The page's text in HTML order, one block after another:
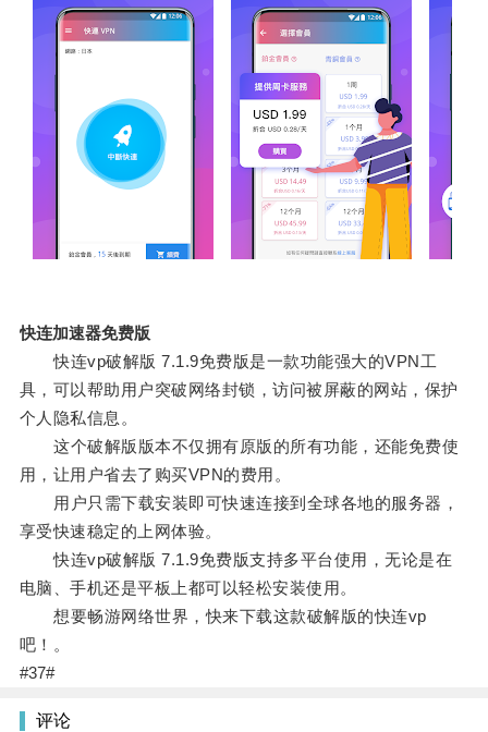
快连加速器免费版
快连vp破解版 7.1.9免费版是一款功能强大的VPN工
具，可以帮助用户突破网络封锁，访问被屏蔽的网站，保护
个人隐私信息。
这个破解版版本不仅拥有原版的所有功能，还能免费使
用，让用户省去了购买VPN的费用。
用户只需下载安装即可快速连接到全球各地的服务器，
享受快速稳定的上网体验。
快连vp破解版 7.1.9免费版支持多平台使用，无论是在
电脑、手机还是平板上都可以轻松安装使用。
想要畅游网络世界，快来下载这款破解版的快连vp
吧！。
#37#
评论